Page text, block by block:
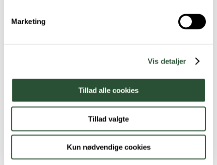
Marketing
Vis detaljer
Tillad alle cookies
Tillad valgte
Kun nødvendige cookies
Hvordan bliver min hund smittet med
Når larverne fra hjertelungeorm bliver udskilt via afføring bliver
bliver smitsomme og smitter de hunde, som kommer i kontakt med
sneglene for eksempel ved at hunden spiser eller slikker på en snegl.
Eller drikker fra en vandpyt med en snegl i. Hunden kan også blive
smittet med hjertelungeorm hvis hunden spiser lidt græs, hvorpå der
sidder en lille snegl, som vi ikke opdager.
Smitterisikoen er størst i løbet af foråret, hvor sneglene er mest